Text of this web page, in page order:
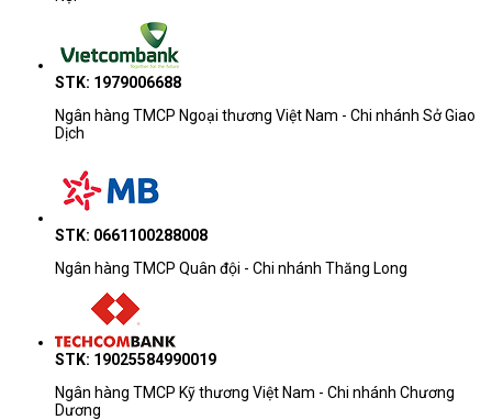
STK: 1979006688
Ngân hàng TMCP Ngoại thương Việt Nam - Chi nhánh Sở Giao
Dịch
STK: 0661100288008
Ngân hàng TMCP Quân đội - Chi nhánh Thăng Long
STK: 19025584990019
Ngân hàng TMCP Kỹ thương Việt Nam - Chi nhánh Chương
Dương